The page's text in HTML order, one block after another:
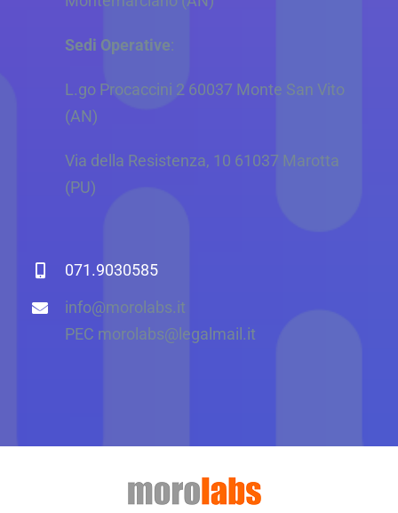
Sedi Operative:
L.go Procaccini 2 60037 Monte San Vito
(AN)
Via della Resistenza, 10 61037 Marotta
(PU)
071.9030585
info@morolabs.it
PEC morolabs@legalmail.it